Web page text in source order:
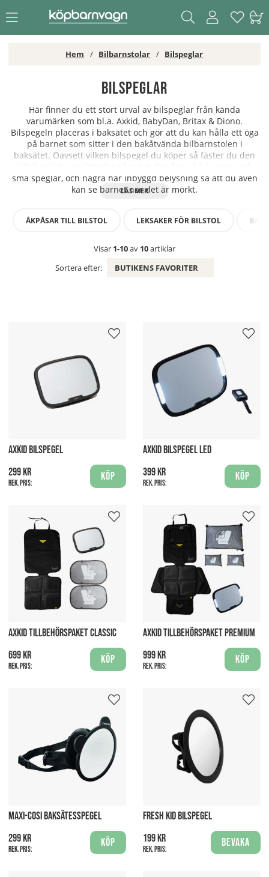
Hem Bilbarnstolar Bilspeglar
Bilspeglar
Här finner du ett stort urval av bilspeglar från kända
varumärken som bl.a. Axkid, BabyDan, Britax & Diono.
Bilspegeln placeras i baksätet och gör att du kan hålla ett öga
på barnet som sitter i den bakåtvända bilbarnstolen i
baksätet. Oavsett vilken bilspegel du köper så fäster du den
små speglar, och några har inbyggd belysning så att du även
kan se barnet när det är mörkt.
ÅKPÅSAR TILL BILSTOL LEKSAKER FÖR BILSTOL
Visar 1-10av 10artiklar
Sortera efter:
BUTIKENS FAVORITER
AXKID BILSPEGEL
299 kr
Rek. pris:
Köp
AXKID BILSPEGEL LED
399 kr
Rek. pris:
Köp
AXKID TILLBEHÖRSPAKET CLASSIC
699 kr
Rek. pris:
Köp
AXKID TILLBEHÖRSPAKET PREMIUM
999 kr
Rek. pris:
Köp
MAXI-COSI BAKSÄTESSPEGEL
299 kr
Rek. pris:
Köp
FRESH KID BILSPEGEL
199 kr
Rek. pris:
Bevaka